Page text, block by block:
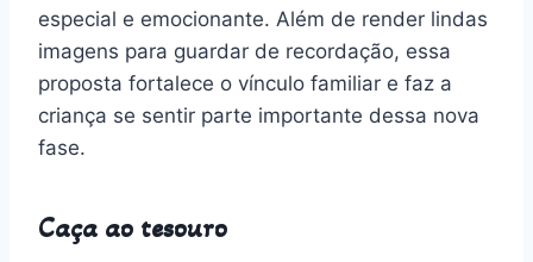
especial e emocionante. Além de render lindas
imagens para guardar de recordação, essa
proposta fortalece o vínculo familiar e faz a
criança se sentir parte importante dessa nova
fase.
Caça ao tesouro